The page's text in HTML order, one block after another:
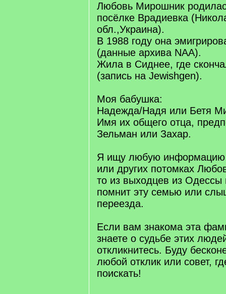
Любовь Мирошник
посёлке Врадиевка
обл.,Украина).
В 1988 году она
(данные архива NAA).
Жила в Сиднее, где
(запись на Jewishgen).
Моя бабушка:
Надежда/Надя или Бетя
Имя их общего отца,
Зельман или Захар.
Я ищу любую информацию
или других потомках
то из выходцев из
помнит эту семью или
переезда.
Если вам знакома эта
знаете о судьбе этих
откликнитесь. Буду
любой отклик или совет,
поискать!